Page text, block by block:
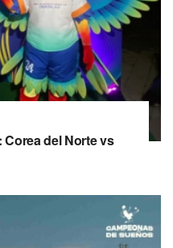
del Norte vs